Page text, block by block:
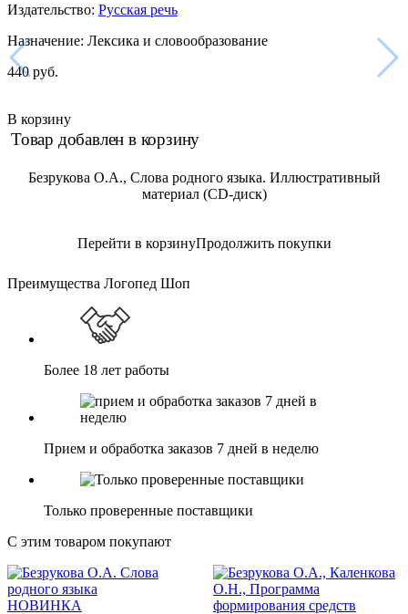
Издательство: Русская речь
Назначение: Лексика и словообразование
440 руб.
В корзину
Товар добавлен в корзину
Безрукова О.А., Слова родного языка. Иллюстративный
материал (CD-диск)
Перейти в корзинуПродолжить покупки
Преимущества Логопед Шоп
Более 18 лет работы
Прием и обработка заказов 7 дней в неделю
Только проверенные поставщики
С этим товаром покупают
НОВИНКА